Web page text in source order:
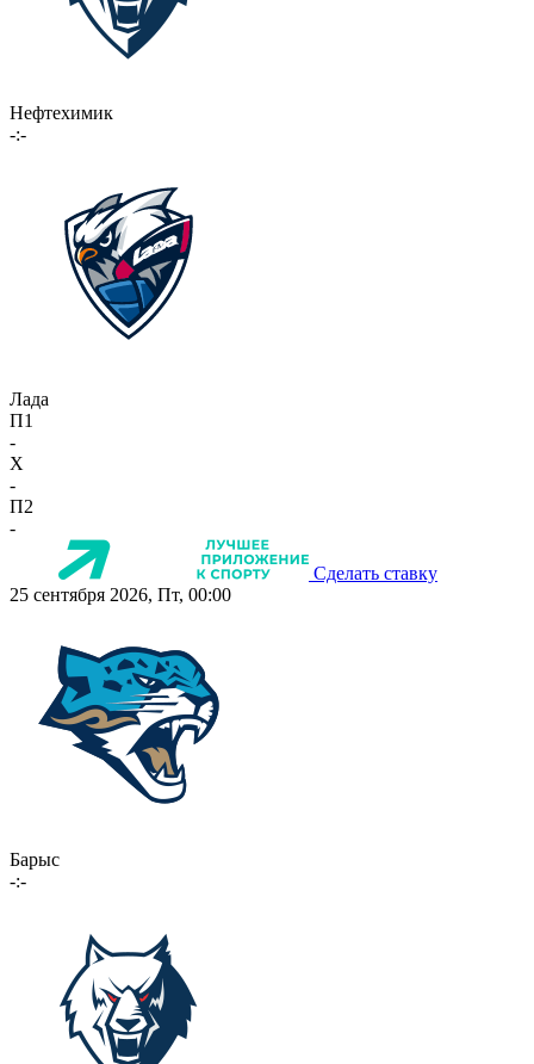
Нефтехимик
-:-
Лада
П1
-
X
-
П2
-
Сделать ставку
25 сентября 2026, Пт, 00:00
Барыс
-:-